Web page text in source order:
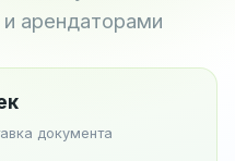
арендаторами
документа